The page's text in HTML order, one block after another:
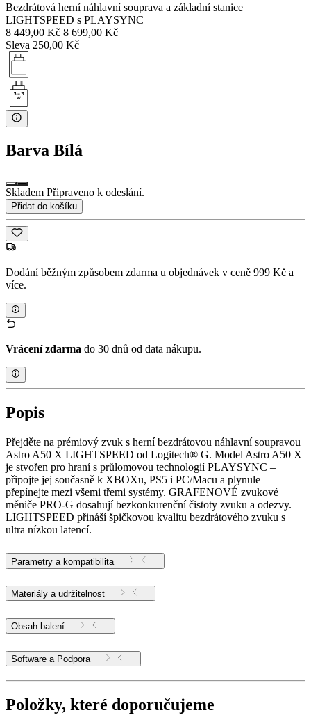
Bezdrátová herní náhlavní souprava a základní stanice
LIGHTSPEED s PLAYSYNC
8 449,00 Kč 8 699,00 Kč
Sleva 250,00 Kč
Barva Bílá
Skladem Připraveno k odeslání.
Přidat do košíku
Dodání běžným způsobem zdarma u objednávek v ceně 999 Kč a
více.
Vrácení zdarma do 30 dnů od data nákupu.
Popis
Přejděte na prémiový zvuk s herní bezdrátovou náhlavní soupravou
Astro A50 X LIGHTSPEED od Logitech® G. Model Astro A50 X
je stvořen pro hraní s průlomovou technologií PLAYSYNC –
připojte jej současně k XBOXu, PS5 i PC/Macu a plynule
přepínejte mezi všemi třemi systémy. GRAFENOVÉ zvukové
měniče PRO-G dosahují bezkonkurenční čistoty zvuku a odezvy.
LIGHTSPEED přináší špičkovou kvalitu bezdrátového zvuku s
ultra nízkou latencí.
Parametry a kompatibilita
Materiály a udržitelnost
Obsah balení
Software a Podpora
Položky, které doporučujeme